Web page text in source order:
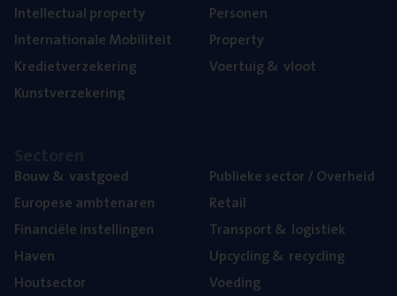
Intel­lec­tu­al property
Inter­na­ti­o­na­le Mobiliteit
Kre­diet­ver­ze­ke­ring
Kunst­ver­ze­ke­ring
Per­so­nen
Pro­per­ty
Voer­tuig& vloot
Bouw& vastgoed
Euro­pe­se ambtenaren
Finan­ci­ë­le instellingen
Haven
Hout­sec­tor
Publie­ke sec­tor / Overheid
Retail
Trans­port& logistiek
Upcy­cling& recycling
Voe­ding